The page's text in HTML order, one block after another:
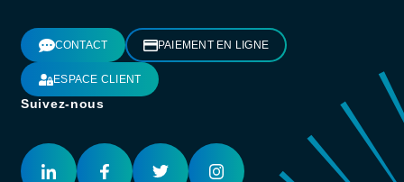
CONTACT PAIEMENT EN LIGNE
ESPACE CLIENT
Suivez-nous